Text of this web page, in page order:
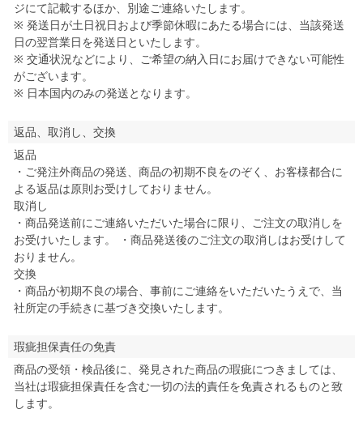
ジにて記載するほか、別途ご連絡いたします。
※ 発送日が土日祝日および季節休暇にあたる場合には、当該発送
日の翌営業日を発送日といたします。
※ 交通状況などにより、ご希望の納入日にお届けできない可能性
がございます。
※ 日本国内のみの発送となります。
返品、取消し、交換
返品
・ご発注外商品の発送、商品の初期不良をのぞく、お客様都合に
よる返品は原則お受けしておりません。
取消し
・商品発送前にご連絡いただいた場合に限り、ご注文の取消しを
お受けいたします。 ・商品発送後のご注文の取消しはお受けして
おりません。
交換
・商品が初期不良の場合、事前にご連絡をいただいたうえで、当
社所定の手続きに基づき交換いたします。
瑕疵担保責任の免責
商品の受領・検品後に、発見された商品の瑕疵につきましては、
当社は瑕疵担保責任を含む一切の法的責任を免責されるものと致
します。